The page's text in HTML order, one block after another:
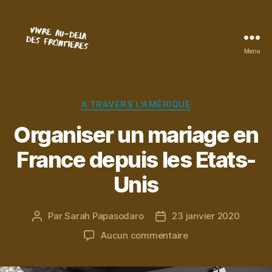
Menu
Catégories
A TRAVERS L'AMÉRIQUE
Organiser un mariage en
France depuis les Etats-
Unis
Auteur
ParSarah Papasodaro
Date23 janvier 2020
Aucun commentairesur